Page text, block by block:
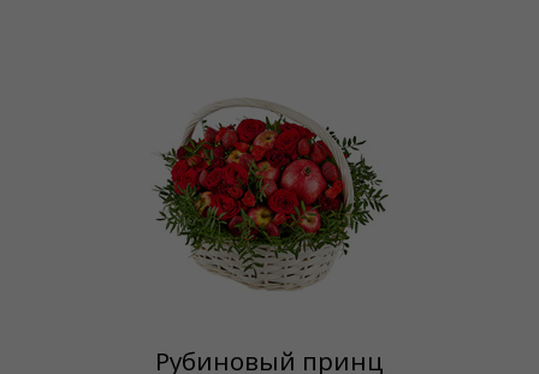
Рубиновый принц